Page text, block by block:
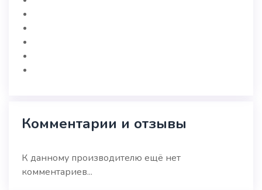
Комментарии и отзывы
К данному производителю ещё нет
комментариев...